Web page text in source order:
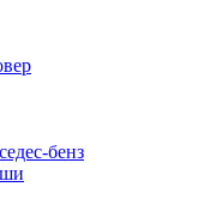
бенз